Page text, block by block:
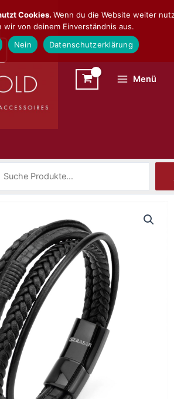
Menü
Cookies. Wenn du die Website weiter
wir von deinem Einverständnis aus.
Nein Datenschutzerklärung